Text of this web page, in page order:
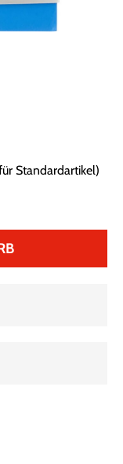
Standardartikel)